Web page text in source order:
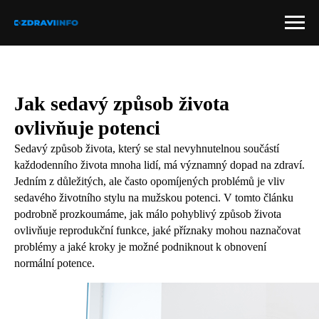
Jak sedavý způsob života
ovlivňuje potenci
Sedavý způsob života, který se stal nevyhnutelnou součástí
každodenního života mnoha lidí, má významný dopad na zdraví.
Jedním z důležitých, ale často opomíjených problémů je vliv
sedavého životního stylu na mužskou potenci. V tomto článku
podrobně prozkoumáme, jak málo pohyblivý způsob života
ovlivňuje reprodukční funkce, jaké příznaky mohou naznačovat
problémy a jaké kroky je možné podniknout k obnovení
normální potence.